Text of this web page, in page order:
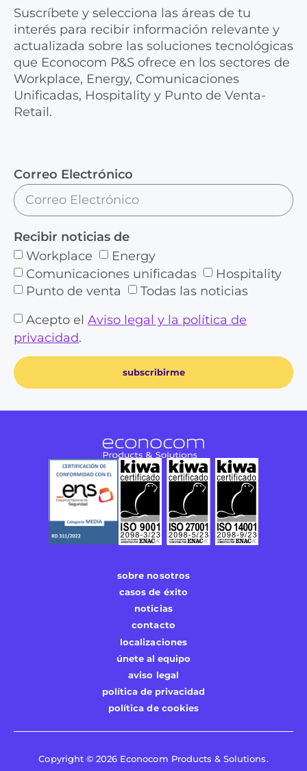
Suscríbete y selecciona las áreas de tu
interés para recibir información relevante y
actualizada sobre las soluciones tecnológicas
que Econocom P&S ofrece en los sectores de
Workplace, Energy, Comunicaciones
Unificadas, Hospitality y Punto de Venta-
Retail.
Correo Electrónico
Recibir noticias de
Workplace
Energy
Comunicaciones unificadas
Hospitality
Punto de venta
Todas las noticias
Acepto el Aviso legal y la política de
privacidad.
subscribirme
sobre nosotros
casos de éxito
noticias
contacto
localizaciones
únete al equipo
aviso legal
política de privacidad
política de cookies
Copyright © 2026 Econocom Products & Solutions.